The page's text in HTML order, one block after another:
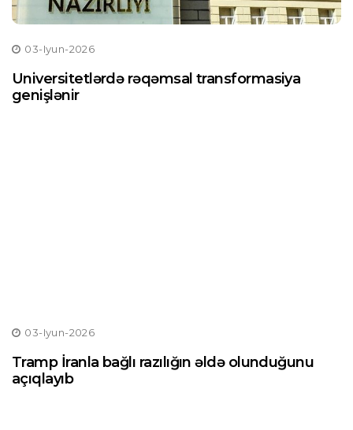
03-Iyun-2026
Universitetlərdə rəqəmsal transformasiya
genişlənir
03-Iyun-2026
Tramp İranla bağlı razılığın əldə olunduğunu
açıqlayıb